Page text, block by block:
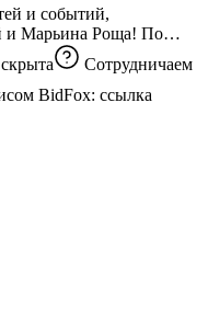
и событий,
Марьина Роща! По
BidFox: ссылка